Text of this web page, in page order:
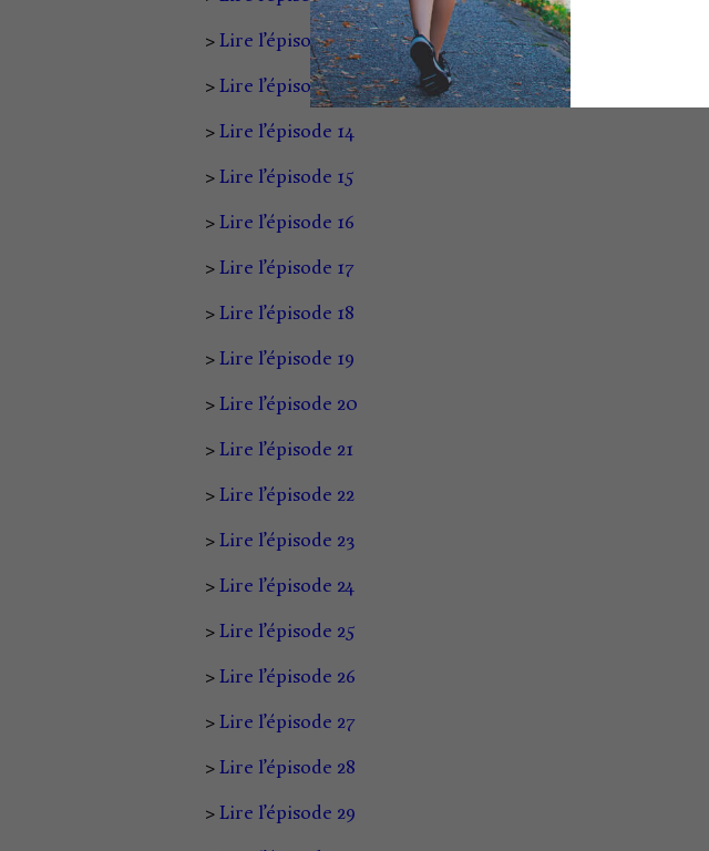
> Lire l’épisode 12
> Lire l’épisode 13
> Lire l’épisode 14
> Lire l’épisode 15
> Lire l’épisode 16
> Lire l’épisode 17
> Lire l’épisode 18
> Lire l’épisode 19
> Lire l’épisode 20
> Lire l’épisode 21
> Lire l’épisode 22
> Lire l’épisode 23
> Lire l’épisode 24
> Lire l’épisode 25
> Lire l’épisode 26
> Lire l’épisode 27
> Lire l’épisode 28
> Lire l’épisode 29